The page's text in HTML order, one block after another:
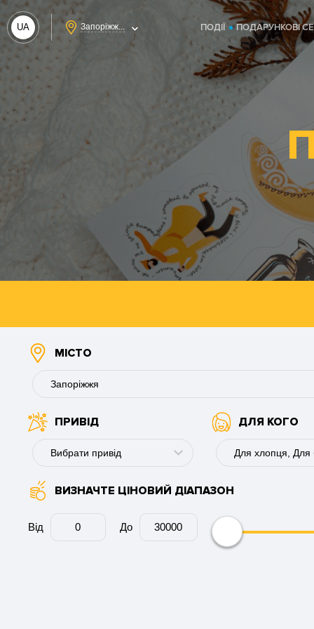
UA Запоріжж... ПОДІЇ ПОДАРУНКОВІ
МІСТО
Запоріжжя
Буковель
Вінниця
ПРИВІД
Вибрати привід
День народження
ДЛЯ КОГО
Для хлопця, Для
ВИЗНАЧТЕ ЦІНОВИЙ ДІАПАЗОН
Від До